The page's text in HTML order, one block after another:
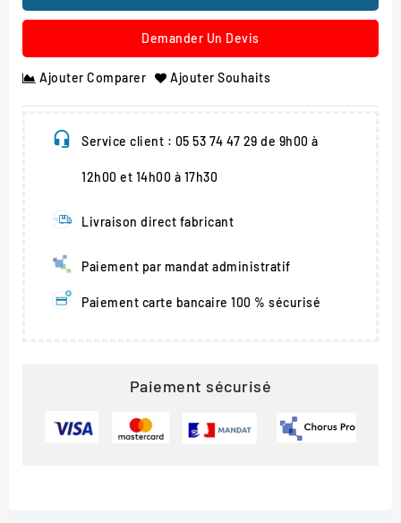
Demander Un Devis
Ajouter Comparer Ajouter Souhaits
Service client : 05 53 74 47 29 de 9h00 à
12h00 et 14h00 à 17h30
Livraison direct fabricant
Paiement par mandat administratif
Paiement carte bancaire 100 % sécurisé
Paiement sécurisé